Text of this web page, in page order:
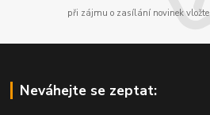
při zájmu o zasílání novinek
Neváhejte se zeptat: